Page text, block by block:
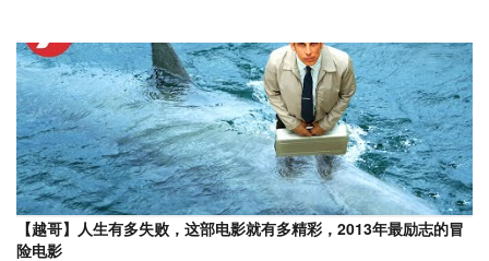
【越哥】人生有多失败，这部电影就有多精彩，2013年最励志的冒
险电影